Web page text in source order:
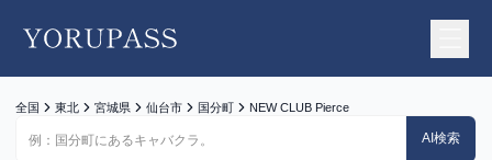
YORUPASS
全国 東北 宮城県 仙台市 国分町 NEW CLUB Pierce
AI検索